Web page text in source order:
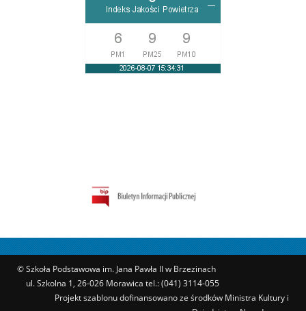
© Szkoła Podstawowa im. Jana Pawła II w Brzezinach
ul. Szkolna 1, 26-026 Morawica tel.: (041) 3114-055
Projekt szablonu dofinansowano ze środków Ministra Kultury i